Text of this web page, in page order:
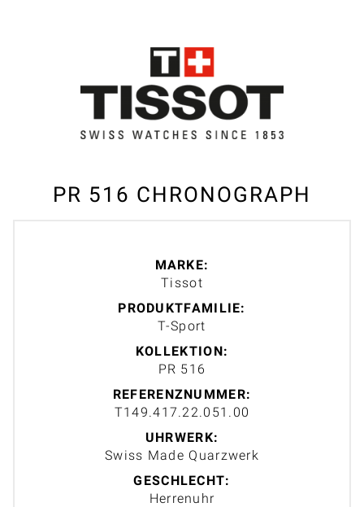
PR 516 CHRONOGRAPH
MARKE:
Tissot
PRODUKTFAMILIE:
T-Sport
KOLLEKTION:
PR 516
REFERENZNUMMER:
T149.417.22.051.00
UHRWERK:
Swiss Made Quarzwerk
GESCHLECHT:
Herrenuhr